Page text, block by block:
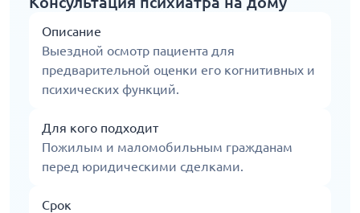
Описание
Выездной осмотр пациента для
предварительной оценки его когнитивных и
психических функций.
Для кого подходит
Пожилым и маломобильным гражданам
перед юридическими сделками.
Срок